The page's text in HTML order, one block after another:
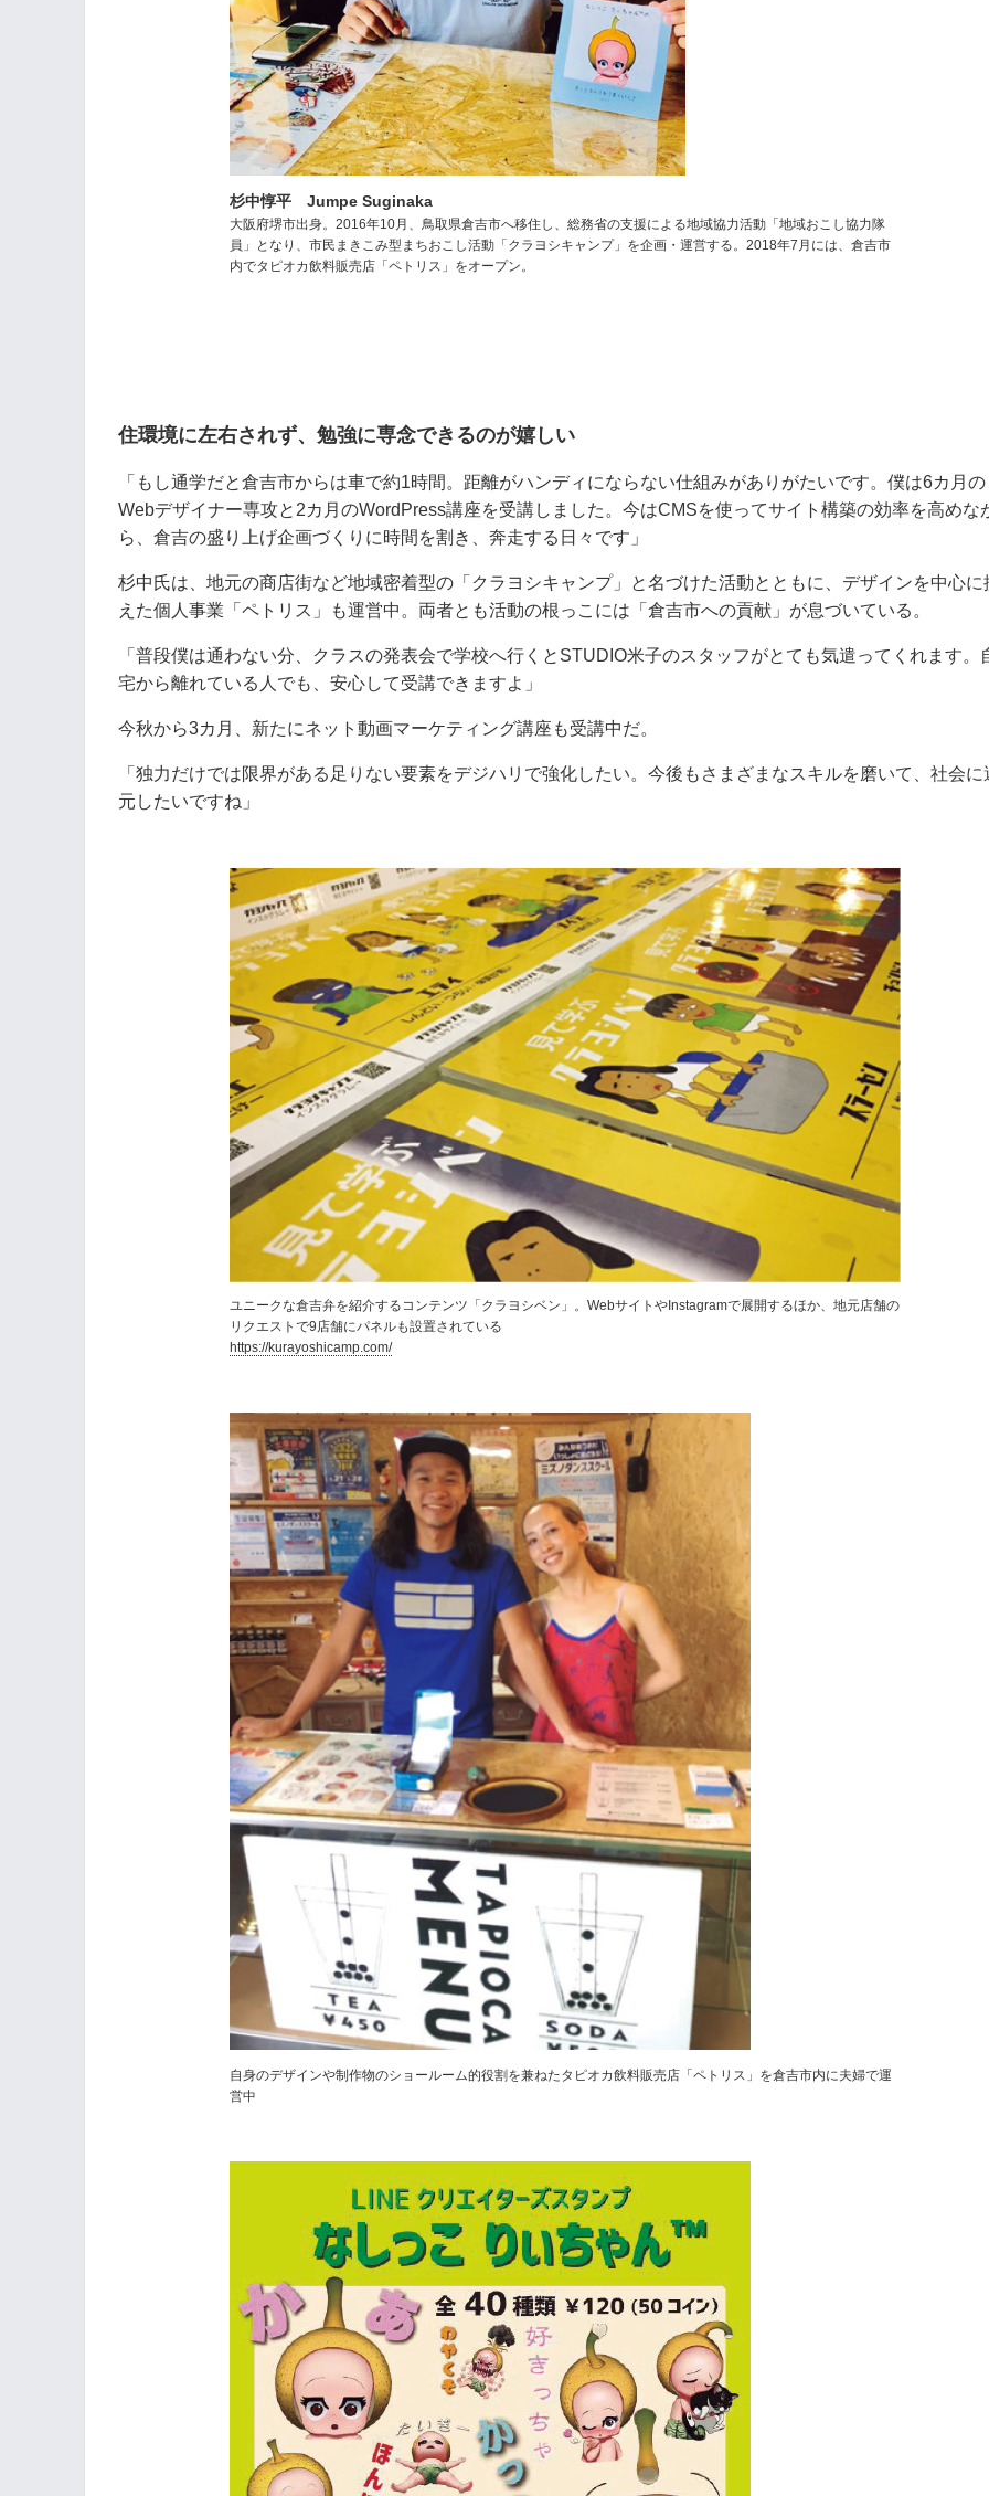
杉中惇平 Jumpe Suginaka
大阪府堺市出身。2016年10月、鳥取県倉吉市へ移住し、総務省の支援による地域協力活動「地域おこし協力隊
員」となり、市民まきこみ型まちおこし活動「クラヨシキャンプ」を企画・運営する。2018年7月には、倉吉市
内でタピオカ飲料販売店「ペトリス」をオープン。
住環境に左右されず、勉強に専念できるのが嬉しい
「もし通学だと倉吉市からは車で約1時間。距離がハンディにならない仕組みがありがたいです。僕は6カ月の
Webデザイナー専攻と2カ月のWordPress講座を受講しました。今はCMSを使ってサイト構築の効率を高めな
ら、倉吉の盛り上げ企画づくりに時間を割き、奔走する日々です」
杉中氏は、地元の商店街など地域密着型の「クラヨシキャンプ」と名づけた活動とともに、デザインを中心に
えた個人事業「ペトリス」も運営中。両者とも活動の根っこには「倉吉市への貢献」が息づいている。
「普段僕は通わない分、クラスの発表会で学校へ行くとSTUDIO米子のスタッフがとても気遣ってくれます。
宅から離れている人でも、安心して受講できますよ」
今秋から3カ月、新たにネット動画マーケティング講座も受講中だ。
「独力だけでは限界がある足りない要素をデジハリで強化したい。今後もさまざまなスキルを磨いて、社会に
元したいですね」
ユニークな倉吉弁を紹介するコンテンツ「クラヨシベン」。WebサイトやInstagramで展開するほか、地元店舗の
リクエストで9店舗にパネルも設置されている
https://kurayoshicamp.com/
自身のデザインや制作物のショールーム的役割を兼ねたタピオカ飲料販売店「ペトリス」を倉吉市内に夫婦で運
営中